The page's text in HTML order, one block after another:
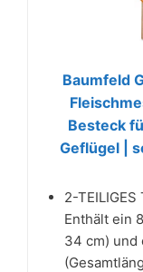
Baumfeld
Besteck
Geflügel |
2-TEILIGES
Enthält ein
34 cm) und